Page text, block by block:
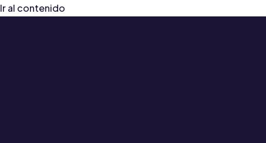
Ir al contenido